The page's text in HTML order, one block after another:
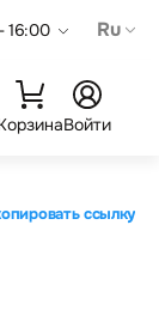
16:00 Ru
Войти
ссылку